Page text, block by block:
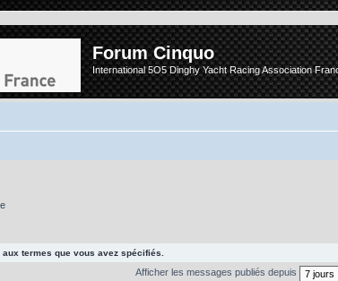
Forum Cinquo
International 5O5 Dinghy Yacht Racing Association
termes que vous avez spécifiés.
Afficher les messages publiés depuis